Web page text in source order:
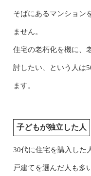
そばにあるマンション
ません。
住宅の老朽化を機に、
討したい、という人は
ます。
子どもが独立した人
30代に住宅を購入した
戸建てを選んだ人も多